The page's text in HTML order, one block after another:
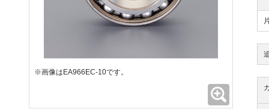
※画像はEA966EC-10です。